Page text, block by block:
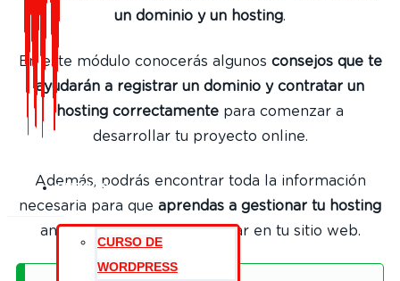
CURSOS
CURSO DE
WORDPRESS
un dominio y un hosting.
En este módulo conocerás algunos consejos que te
ayudarán a registrar un dominio y contratar un
hosting correctamente para comenzar a
desarrollar tu proyecto online.
Además, podrás encontrar toda la información
necesaria para que aprendas a gestionar tu hosting
antes de comenzar a trabajar en tu sitio web.